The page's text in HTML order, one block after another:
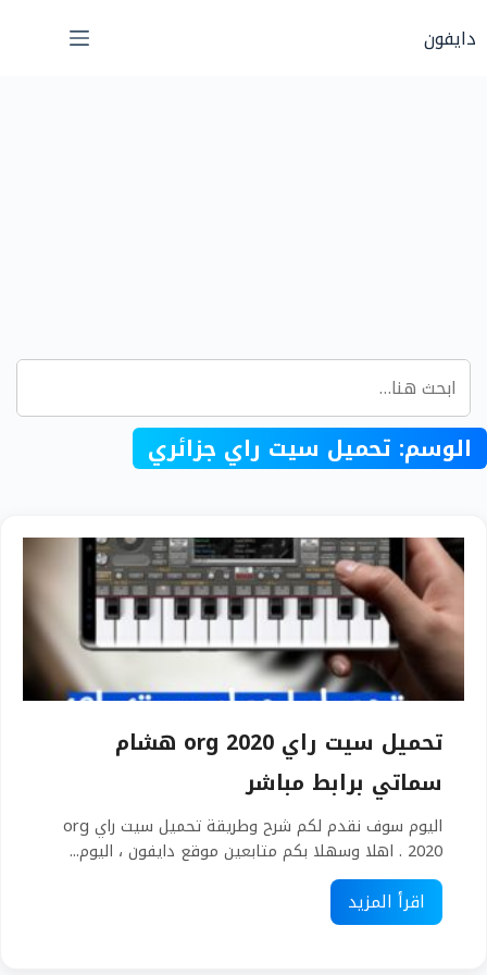
إلىدايفون
الوسم: تحميل سيت راي جزائري
تحميل سيت راي org 2020 هشام
سماتي برابط مباشر
اليوم سوف نقدم لكم شرح وطريقة تحميل سيت راي org
2020 . اهلا وسهلا بكم متابعين موقع دايفون ، اليوم...
اقرأ المزيد